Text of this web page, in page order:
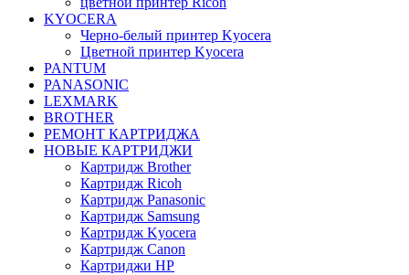
KYOCERA
Черно-белый принтер Kyocera
Цветной принтер Kyocera
PANTUM
PANASONIC
LEXMARK
BROTHER
РЕМОНТ КАРТРИДЖА
НОВЫЕ КАРТРИДЖИ
Картридж Brother
Картридж Ricoh
Картридж Panasonic
Картридж Samsung
Картридж Kyocera
Картридж Canon
Картриджи HP